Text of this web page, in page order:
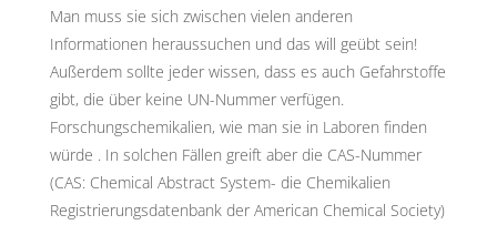
Man muss sie sich zwischen vielen anderen
Informationen heraussuchen und das will geübt sein!
Außerdem sollte jeder wissen, dass es auch Gefahrstoffe
gibt, die über keine UN-Nummer verfügen.
Forschungschemikalien, wie man sie in Laboren finden
würde . In solchen Fällen greift aber die CAS-Nummer
(CAS: Chemical Abstract System- die Chemikalien
Registrierungsdatenbank der American Chemical Society)